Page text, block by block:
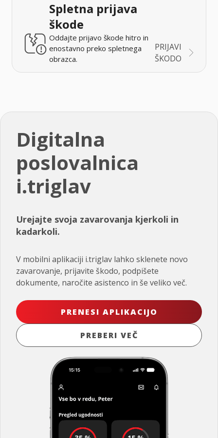
Spletna prijava
škode
Oddajte prijavo škode hitro in
enostavno preko spletnega
obrazca.
PRIJAVI
ŠKODO
Digitalna
poslovalnica
i.triglav
Urejajte svoja zavarovanja kjerkoli in
kadarkoli.
V mobilni aplikaciji i.triglav lahko sklenete novo
zavarovanje, prijavite škodo, podpišete
dokumente, naročite asistenco in še veliko več.
PRENESI APLIKACIJO
PREBERI VEČ